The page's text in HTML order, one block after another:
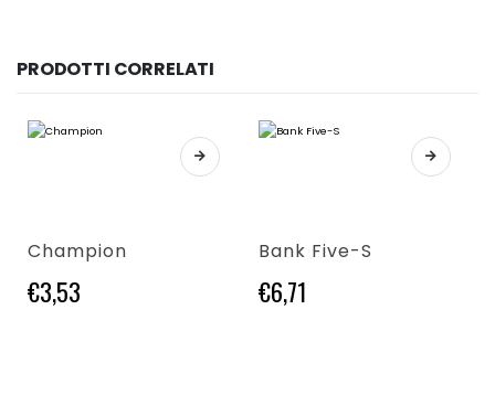
PRODOTTI CORRELATI
Questo prodotto ha più varianti. Le opzioni possono essere scelte nella pagina del prodotto
Champion
€3,53
Questo prodotto ha più varianti. Le opzioni possono essere scelte nella pagina del prodotto
Bank Five-S
€6,71